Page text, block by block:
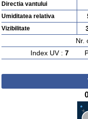
Directia vantului
Umiditatea relativa
Vizibilitate
Nr.
Index UV : 7